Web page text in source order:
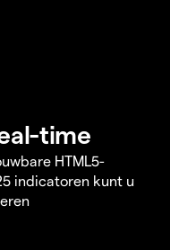
time
HTML5-
indicatoren kunt u